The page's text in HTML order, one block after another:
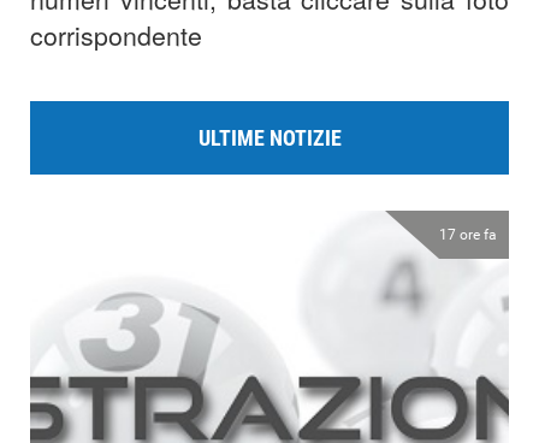
corrispondente
ULTIME NOTIZIE
17 ore fa